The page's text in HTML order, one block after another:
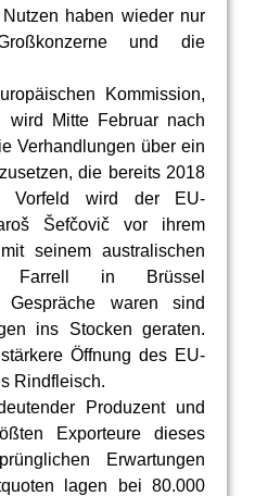
haben wieder nur
und die
Kommission,
wird Mitte Februar nach
Verhandlungen über ein
die bereits 2018
Vorfeld wird der EU-
Šefčovič vor ihrem
seinem australischen
Farrell in Brüssel
Gespräche waren sind
ins Stocken geraten.
Öffnung des EU-
Rindfleisch.
Produzent und
Exporteure dieses
Erwartungen
lagen bei 80.000